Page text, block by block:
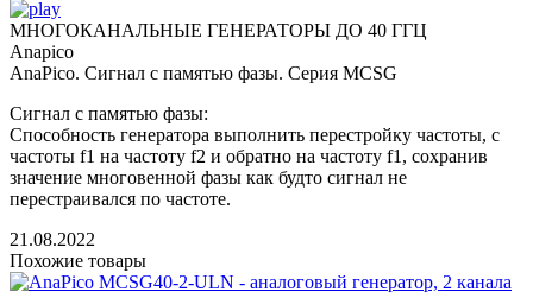
МНОГОКАНАЛЬНЫЕ ГЕНЕРАТОРЫ ДО 40 ГГЦ
Anapico
AnaPico. Сигнал с памятью фазы. Серия MCSG
Сигнал с памятью фазы:
Способность генератора выполнить перестройку частоты, с
частоты f1 на частоту f2 и обратно на частоту f1, сохранив
значение многовенной фазы как будто сигнал не
перестраивался по частоте.
21.08.2022
Похожие товары